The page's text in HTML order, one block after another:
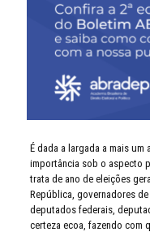
É dada a largada a mais
importância sob o aspecto
trata de ano de eleições
República, governadores
deputados federais,
certeza ecoa, fazendo com